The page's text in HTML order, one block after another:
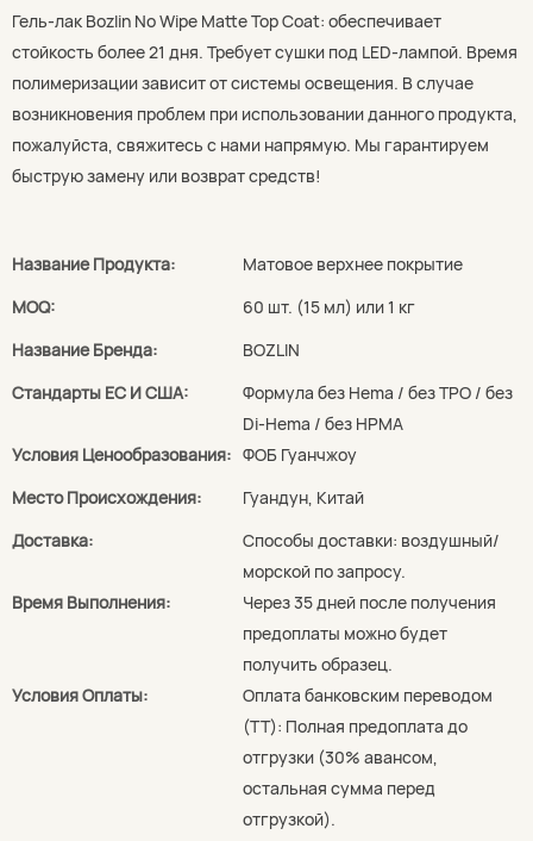
Гель-лак Bozlin No Wipe Matte Top Coat: обеспечивает
стойкость более 21 дня. Требует сушки под LED-лампой. Время
полимеризации зависит от системы освещения. В случае
возникновения проблем при использовании данного продукта,
пожалуйста, свяжитесь с нами напрямую. Мы гарантируем
быструю замену или возврат средств!
Название Продукта:
Матовое верхнее покрытие
MOQ:
60 шт. (15 мл) или 1 кг
Название Бренда:
BOZLIN
Стандарты ЕС И США:
Формула без Hema / без TPO / без
Di-Hema / без HPMA
Условия Ценообразования: ФОБ Гуанчжоу
Место Происхождения:
Гуандун, Китай
Доставка:
Способы доставки: воздушный/
морской по запросу.
Время Выполнения:
Через 35 дней после получения
предоплаты можно будет
получить образец.
Условия Оплаты:
Оплата банковским переводом
(TT): Полная предоплата до
отгрузки (30% авансом,
остальная сумма перед
отгрузкой).